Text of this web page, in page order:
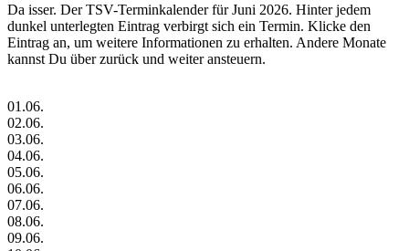
Da isser. Der TSV-Terminkalender für Juni 2026. Hinter jedem
dunkel unterlegten Eintrag verbirgt sich ein Termin. Klicke den
Eintrag an, um weitere Informationen zu erhalten. Andere Monate
kannst Du über zurück und weiter ansteuern.
01.06.
02.06.
03.06.
04.06.
05.06.
06.06.
07.06.
08.06.
09.06.